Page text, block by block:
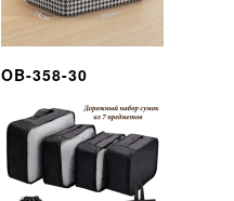
OB-358-30